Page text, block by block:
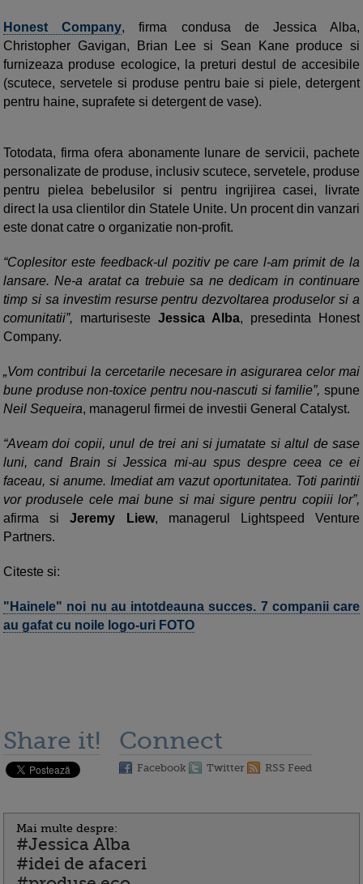
Honest Company, firma condusa de Jessica Alba,
Christopher Gavigan, Brian Lee si Sean Kane produce si
furnizeaza produse ecologice, la preturi destul de accesibile
(scutece, servetele si produse pentru baie si piele, detergent
pentru haine, suprafete si detergent de vase).
Totodata, firma ofera abonamente lunare de servicii, pachete
personalizate de produse, inclusiv scutece, servetele, produse
pentru pielea bebelusilor si pentru ingrijirea casei, livrate
direct la usa clientilor din Statele Unite. Un procent din vanzari
este donat catre o organizatie non-profit.
“Coplesitor este feedback-ul pozitiv pe care l-am primit de la
lansare. Ne-a aratat ca trebuie sa ne dedicam in continuare
timp si sa investim resurse pentru dezvoltarea produselor si a
comunitatii”, marturiseste Jessica Alba, presedinta Honest
Company.
„Vom contribui la cercetarile necesare in asigurarea celor mai
bune produse non-toxice pentru nou-nascuti si familie”, spune
Neil Sequeira, managerul firmei de investii General Catalyst.
“Aveam doi copii, unul de trei ani si jumatate si altul de sase
luni, cand Brain si Jessica mi-au spus despre ceea ce ei
faceau, si anume. Imediat am vazut oportunitatea. Toti parintii
vor produsele cele mai bune si mai sigure pentru copiii lor”,
afirma siJeremy Liew, managerul Lightspeed Venture
Partners.
Citeste si:
"Hainele" noi nu au intotdeauna succes. 7 companii care
au gafat cu noile logo-uri FOTO
Share it! Connect
Facebook Twitter RSS Feed
Mai multe despre:
#Jessica Alba
#idei de afaceri